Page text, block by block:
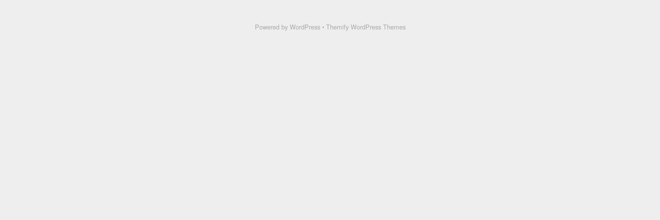
Powered by WordPress• Themify WordPress Themes